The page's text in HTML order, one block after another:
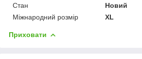
Стан
Новий
Міжнародний розмір
XL
Приховати